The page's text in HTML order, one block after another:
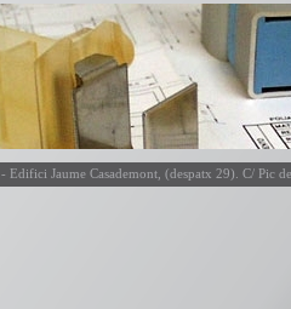
- Edifici Jaume Casademont, (despatx 29). C/ Pic